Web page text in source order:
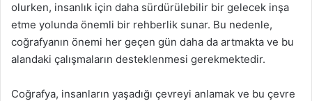
olurken, insanlık için daha sürdürülebilir bir gelecek inşa
etme yolunda önemli bir rehberlik sunar. Bu nedenle,
coğrafyanın önemi her geçen gün daha da artmakta ve bu
alandaki çalışmaların desteklenmesi gerekmektedir.
Coğrafya, insanların yaşadığı çevreyi anlamak ve bu çevre